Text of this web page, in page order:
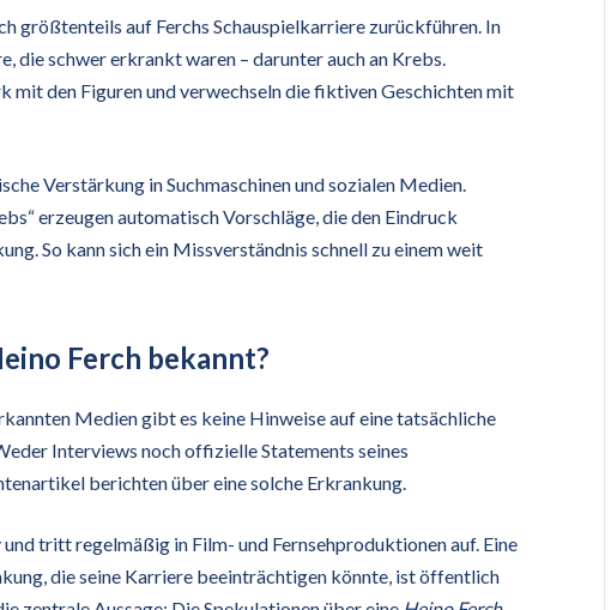
größtenteils auf Ferchs Schauspielkarriere zurückführen. In
die schwer erkrankt waren – darunter auch an Krebs.
mit den Figuren und verwechseln die fiktiven Geschichten mit
Verstärkung in Suchmaschinen und sozialen Medien.
erzeugen automatisch Vorschläge, die den Eindruck
So kann sich ein Missverständnis schnell zu einem weit
Ferch bekannt?
Medien gibt es keine Hinweise auf eine tatsächliche
Interviews noch offizielle Statements seines
berichten über eine solche Erkrankung.
tritt regelmäßig in Film- und Fernsehproduktionen auf. Eine
die seine Karriere beeinträchtigen könnte, ist öffentlich